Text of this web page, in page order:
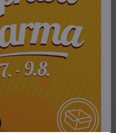
Nasledujúci produkt